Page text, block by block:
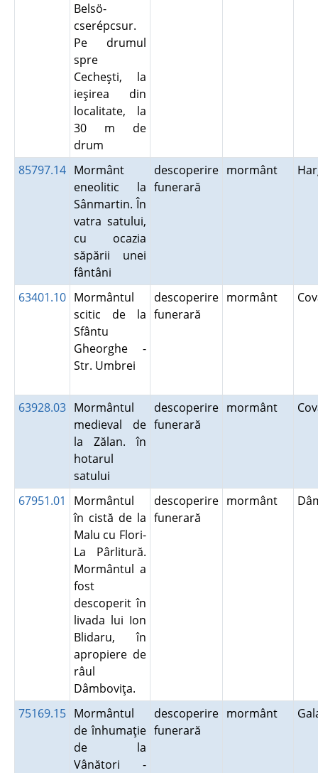
Belsö-
cserépcsur.
Pe drumul
spre
Cecheşti, la
ieşirea din
localitate, la
30 m de
drum
85797.14 Mormânt
eneolitic la
Sânmartin. În
vatra satului,
cu ocazia
săpării unei
fântâni
descoperire
funerară
mormânt
63401.10 Mormântul
scitic de la
Sfântu
Gheorghe -
Str. Umbrei
descoperire
funerară
mormânt
63928.03 Mormântul
medieval de
la Zălan. în
hotarul
satului
descoperire
funerară
mormânt
67951.01
Mormântul
în cistă de la
Malu cu Flori-
La Pârlitură.
Mormântul a
fost
descoperit în
livada lui Ion
Blidaru, în
apropiere de
râul
Dâmboviţa.
descoperire
funerară
mormânt
75169.15 Mormântul
de înhumaţie
de la
Vânători -
descoperire
funerară
mormânt